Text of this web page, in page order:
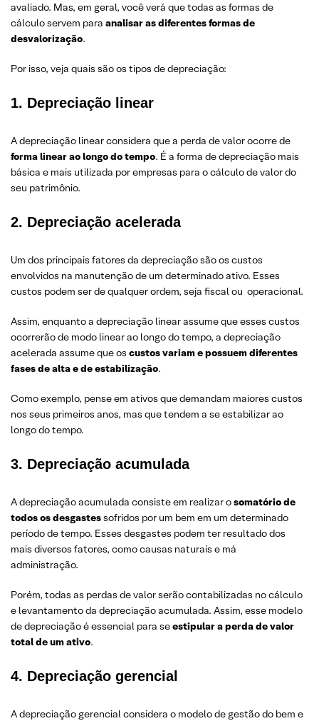
avaliado. Mas, em geral, você verá que todas as formas de
cálculo servem para analisar as diferentes formas de
desvalorização.
Por isso, veja quais são os tipos de depreciação:
1. Depreciação linear
A depreciação linear considera que a perda de valor ocorre de
forma linear ao longo do tempo. É a forma de depreciação mais
básica e mais utilizada por empresas para o cálculo de valor do
seu patrimônio.
2. Depreciação acelerada
Um dos principais fatores da depreciação são os custos
envolvidos na manutenção de um determinado ativo. Esses
custos podem ser de qualquer ordem, seja fiscal ou operacional.
Assim, enquanto a depreciação linear assume que esses custos
ocorrerão de modo linear ao longo do tempo, a depreciação
acelerada assume que os custos variam e possuem diferentes
fases de alta e de estabilização.
Como exemplo, pense em ativos que demandam maiores custos
nos seus primeiros anos, mas que tendem a se estabilizar ao
longo do tempo.
3. Depreciação acumulada
A depreciação acumulada consiste em realizar osomatório de
todos os desgastessofridos por um bem em um determinado
período de tempo. Esses desgastes podem ter resultado dos
mais diversos fatores, como causas naturais e má
administração.
Porém, todas as perdas de valor serão contabilizadas no cálculo
e levantamento da depreciação acumulada. Assim, esse modelo
de depreciação é essencial para seestipular a perda de valor
total de um ativo.
4. Depreciação gerencial
A depreciação gerencial considera o modelo de gestão do bem e